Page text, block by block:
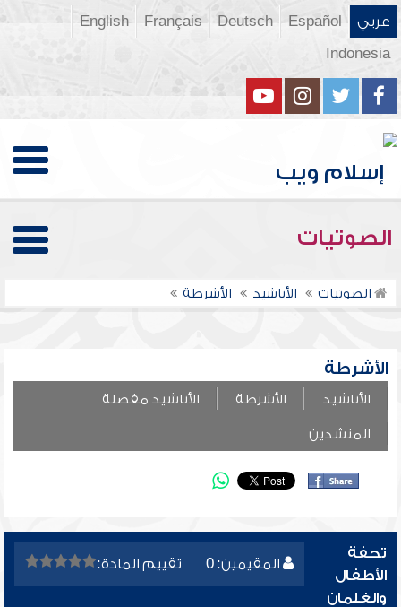
عربي Español
Deutsch
Français
English
Indonesia
الصوتيات
الصوتيات الأناشيد الأشرطة
الأشرطة
الأناشيد الأشرطة الأناشيد مفصلة
المنشدين
المقيمين: 0 تقييم المادة:
تحفة
الأطفال
والغلمان